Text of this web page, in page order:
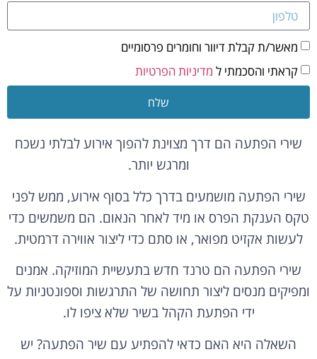
מאשר/ת קבלת דיוור וחומרים פרסומיים
קראתי והסכמתי ל מדיניות הפרטיות
שלח
שירי הפתעה הם דרך מצוינת להפוך אירוע לבלתי נשכח
ומרגש יותר.
שירי הפתעה מושמעים בדרך כלל בסוף אירוע, ממש לפני
טקס הענקת הפרס או מיד לאחר הנאום. הם משמשים כדי
לעשות אקזיט מפואר, או סתם כדי ליצור אווירה דרמטית.
שירי הפתעה הם טרנד חדש בתעשיית המוזיקה. אמנים
ומפיקים מנסים ליצור תחושה של התרגשות וספונטניות על
ידי הפתעת הקהל בשיר שלא ציפו לו.
השאלה היא האם כדאי להפתיע עם שיר הפתעה? יש